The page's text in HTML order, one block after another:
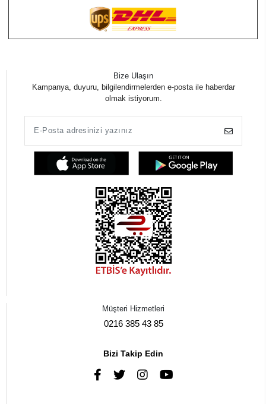
Bize Ulaşın
Kampanya, duyuru, bilgilendirmelerden e-posta ile haberdar
olmak istiyorum.
Müşteri Hizmetleri
0216 385 43 85
Bizi Takip Edin